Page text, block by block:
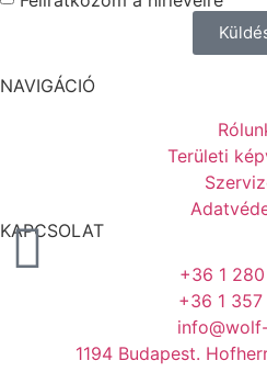
NAVIGÁCIÓ
Területi
KAPCSOLAT
+36 1
+36 1
1194 Budapest.